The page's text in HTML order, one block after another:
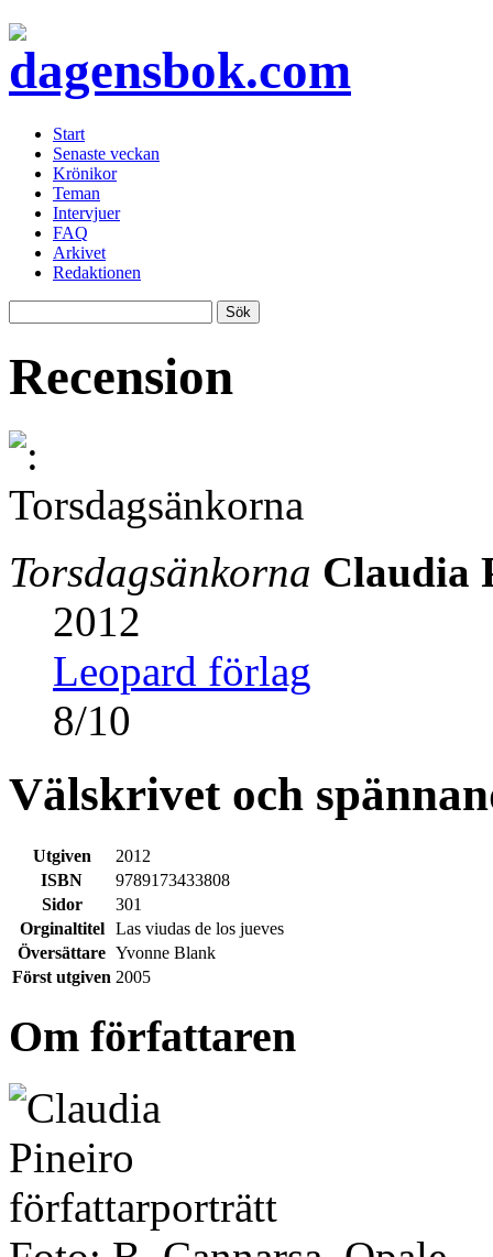
Start
Senaste veckan
Krönikor
Teman
Intervjuer
FAQ
Arkivet
Redaktionen
Recension
Torsdagsänkorna Claudia
2012
Leopard förlag
8/10
Välskrivet och
Utgiven
2012
ISBN
9789173433808
Sidor
301
Orginaltitel
Las viudas de los jueves
Översättare Yvonne Blank
Först utgiven 2005
Om författaren